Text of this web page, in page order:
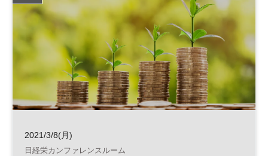
2021/3/8(月)
日経栄カンファレンスルーム